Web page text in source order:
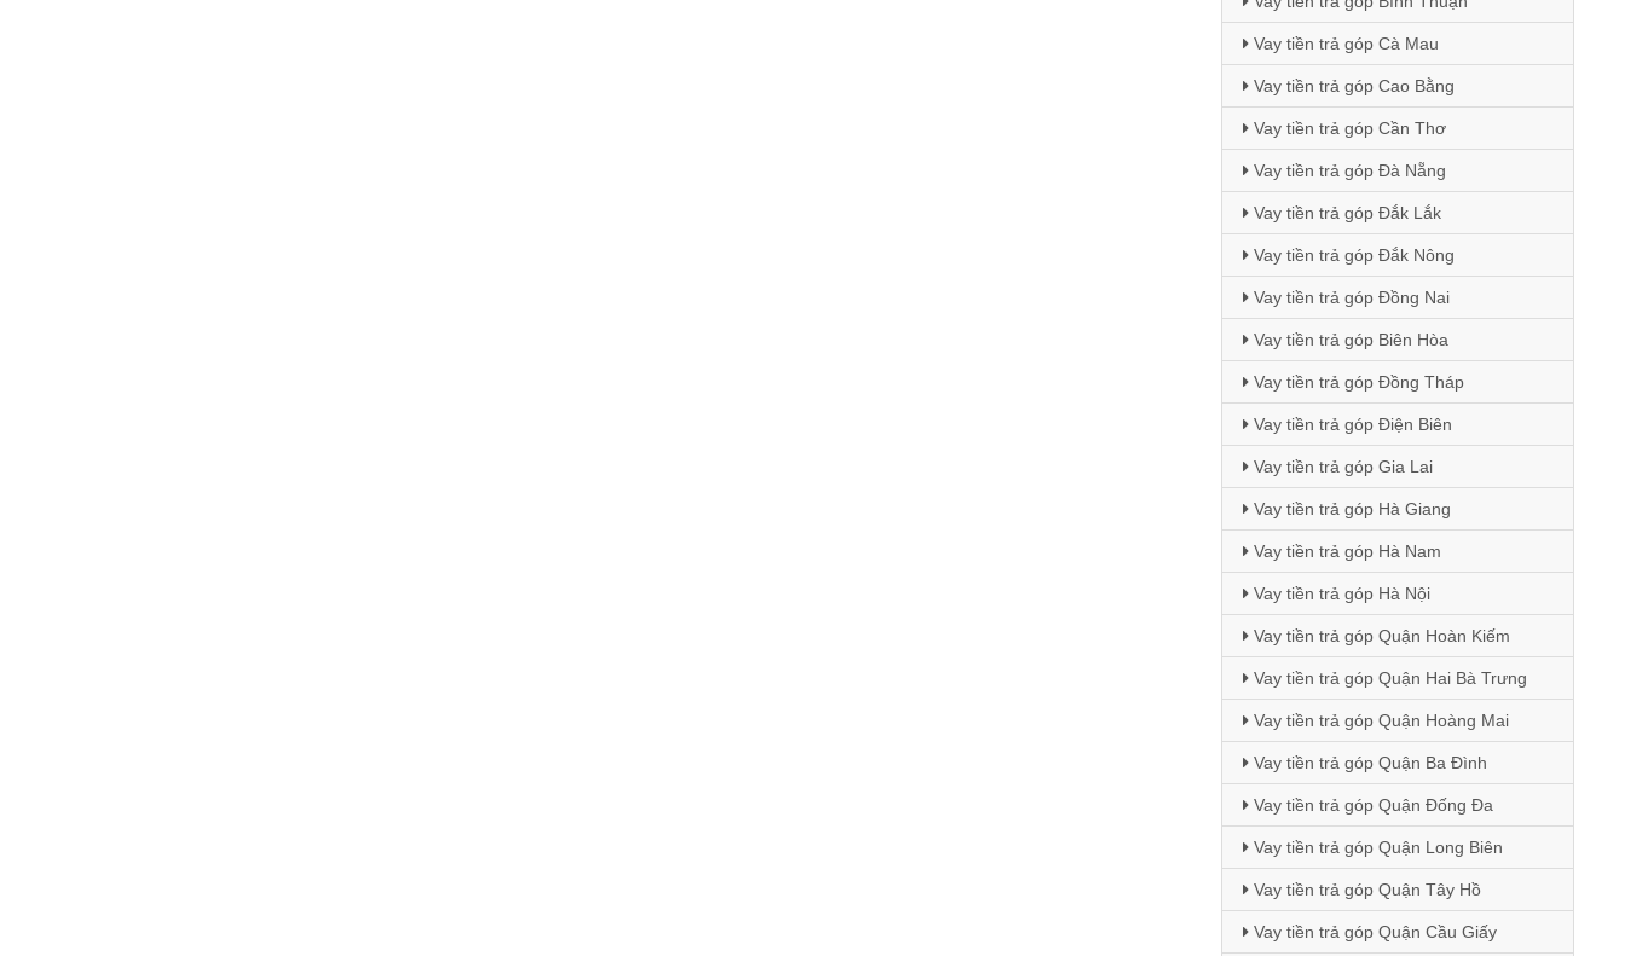
Vay tiền trả góp Cà Mau
Vay tiền trả góp Cao Bằng
Vay tiền trả góp Cần Thơ
Vay tiền trả góp Đà Nẵng
Vay tiền trả góp Đắk Lắk
Vay tiền trả góp Đắk Nông
Vay tiền trả góp Đồng Nai
Vay tiền trả góp Biên Hòa
Vay tiền trả góp Đồng Tháp
Vay tiền trả góp Điện Biên
Vay tiền trả góp Gia Lai
Vay tiền trả góp Hà Giang
Vay tiền trả góp Hà Nam
Vay tiền trả góp Hà Nội
Vay tiền trả góp Quận Hoàn Kiếm
Vay tiền trả góp Quận Hai Bà Trưng
Vay tiền trả góp Quận Hoàng Mai
Vay tiền trả góp Quận Ba Đình
Vay tiền trả góp Quận Đống Đa
Vay tiền trả góp Quận Long Biên
Vay tiền trả góp Quận Tây Hồ
Vay tiền trả góp Quận Cầu Giấy